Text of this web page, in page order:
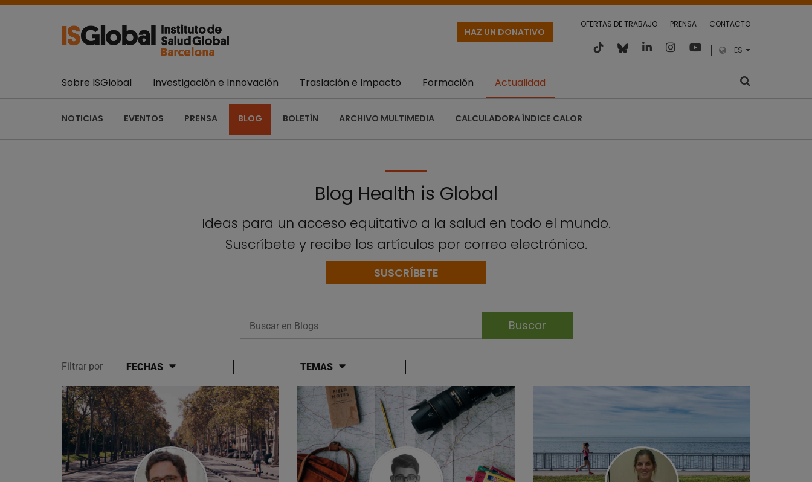
OFERTAS DE TRABAJO PRENSA CONTACTO
ES
HAZ UN DONATIVO
Sobre ISGlobal Investigación e Innovación Traslación e Impacto Formación Actualidad
NOTICIAS EVENTOS PRENSA BLOG BOLETÍN ARCHIVO MULTIMEDIA CALCULADORA ÍNDICE CALOR
Blog Health is Global
Ideas para un acceso equitativo a la salud en todo el mundo.
Suscríbete y recibe los artículos por correo electrónico.
SUSCRÍBETE
Buscar en Blogs
Filtrar por FECHAS TEMAS
Lista de artículos del blog